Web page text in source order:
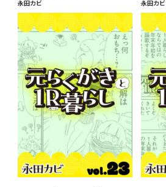
永田カビ 永田カビ